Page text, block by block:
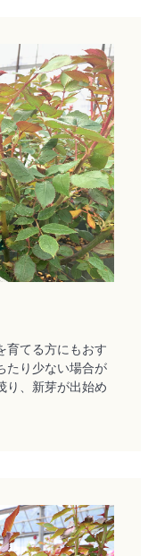
育てる方にもおす
たり少ない場合が
り、新芽が出始め